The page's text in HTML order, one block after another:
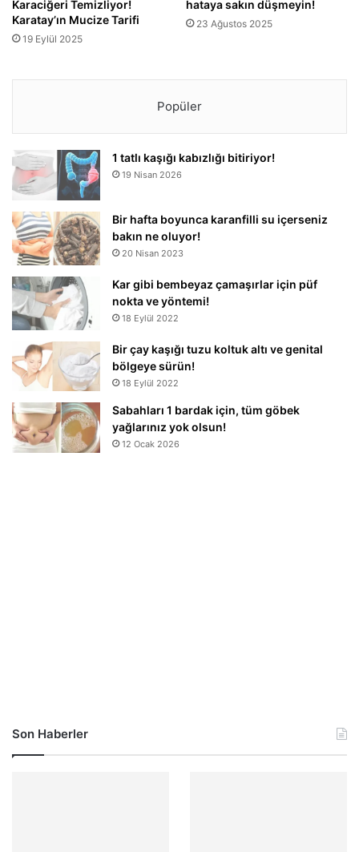
Karaciğeri Temizliyor!
Karatay’ın Mucize Tarifi
19 Eylül 2025
hataya sakın düşmeyin!
23 Ağustos 2025
Popüler
1 tatlı kaşığı kabızlığı bitiriyor!
19 Nisan 2026
Bir hafta boyunca karanfilli su içerseniz
bakın ne oluyor!
20 Nisan 2023
Kar gibi bembeyaz çamaşırlar için püf
nokta ve yöntemi!
18 Eylül 2022
Bir çay kaşığı tuzu koltuk altı ve genital
bölgeye sürün!
18 Eylül 2022
Sabahları 1 bardak için, tüm göbek
yağlarınız yok olsun!
12 Ocak 2026
Son Haberler